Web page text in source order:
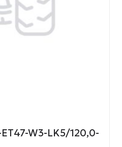
W3-LK5/120,0-